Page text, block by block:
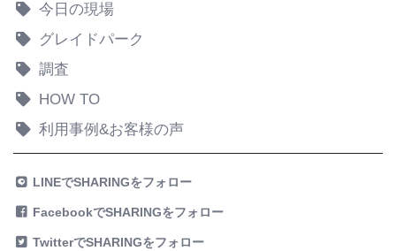
今日の現場
グレイドパーク
調査
HOW TO
利用事例&お客様の声
LINEでSHARINGをフォロー
FacebookでSHARINGをフォロー
TwitterでSHARINGをフォロー